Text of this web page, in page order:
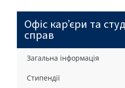
Офіс кар’єри та
справ
Загальна інформація
Стипендії